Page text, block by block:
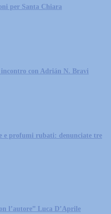
per Santa Chiara
incontro con Adrián N. Bravi
e profumi rubati: denunciate tre
l’autore” Luca D’Aprile